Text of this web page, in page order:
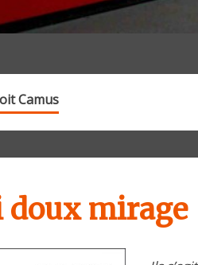
Camus
doux mirage